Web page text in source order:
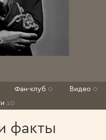
Фан-клуб 0 Видео 0
10
факты